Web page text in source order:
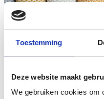
Toestemming
Deze website maakt
We gebruiken cookies om
Materiallösungen